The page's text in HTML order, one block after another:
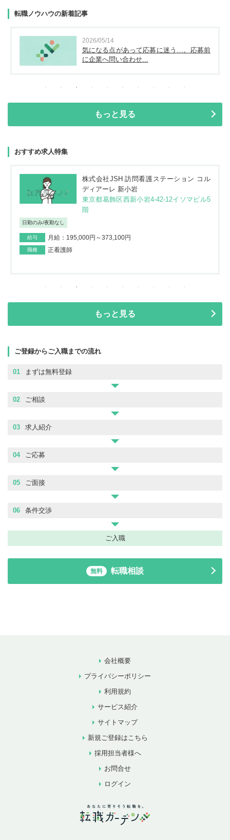
転職ノウハウの新着記事
2026/05/14
気になる点があって応募に迷う…。応募前
に企業へ問い合わせ...
もっと見る
おすすめ求人特集
株式会社JSH 訪問看護ステーション コル
ディアーレ 新小岩
東京都葛飾区西新小岩4-42-12イソマビル5
階
日勤のみ/夜勤なし
給与 月給：195,000円～373,100円
職種 正看護師
もっと見る
ご登録からご入職までの流れ
01 まずは無料登録
02 ご相談
03 求人紹介
04 ご応募
05 ご面接
06 条件交渉
ご入職
無料 転職相談
会社概要
プライバシーポリシー
利用規約
サービス紹介
サイトマップ
新規ご登録はこちら
採用担当者様へ
お問合せ
ログイン